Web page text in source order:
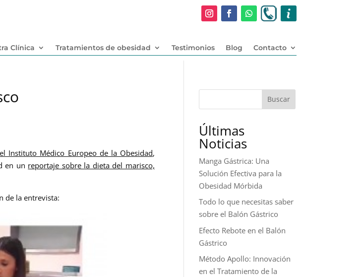
Clínica Tratamientos de obesidad Testimonios Blog Contacto
Instituto Médico Europeo de la Obesidad,
en un reportaje sobre la dieta del marisco,
de la entrevista:
Buscar
Últimas
Noticias
Manga Gástrica: Una
Solución Efectiva para la
Obesidad Mórbida
Todo lo que necesitas saber
sobre el Balón Gástrico
Efecto Rebote en el Balón
Gástrico
Método Apollo: Innovación
en el Tratamiento de la